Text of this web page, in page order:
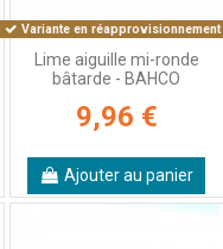
Variante en réapprovisionnement
Lime aiguille mi-ronde
bâtarde - BAHCO
9,96 €
Ajouter au panier